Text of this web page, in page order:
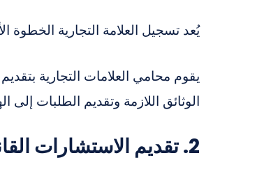
يُعد تسجيل العلامة التجارية الخطوة
يقوم محامي العلامات التجارية
الوثائق اللازمة وتقديم الطلبات إلى
2. تقديم الاستشارات القانونية